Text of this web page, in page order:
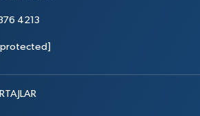
4213
protected]